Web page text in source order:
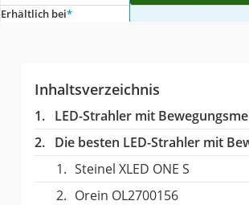
Erhältlich bei*
Inhaltsverzeichnis
LED-Strahler mit
Die besten LED-Strahler mit
Steinel XLED ONE S
Orein OL2700156